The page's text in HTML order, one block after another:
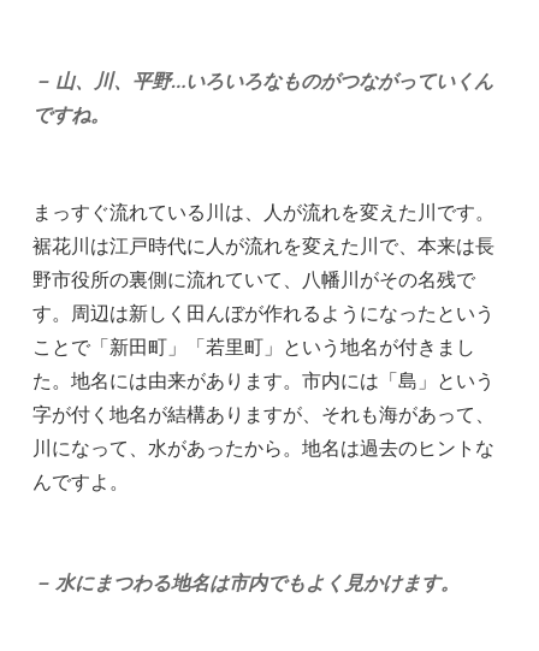
－ 山、川、平野…いろいろなものがつながっていくん
ですね。
まっすぐ流れている川は、人が流れを変えた川です。
裾花川は江戸時代に人が流れを変えた川で、本来は長
野市役所の裏側に流れていて、八幡川がその名残で
す。周辺は新しく田んぼが作れるようになったという
ことで「新田町」「若里町」という地名が付きまし
た。地名には由来があります。市内には「島」という
字が付く地名が結構ありますが、それも海があって、
川になって、水があったから。地名は過去のヒントな
んですよ。
－ 水にまつわる地名は市内でもよく見かけます。